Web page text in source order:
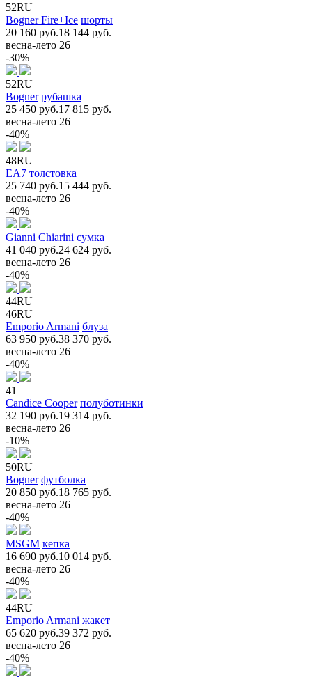
52RU
Bogner Fire+Ice шорты
20 160 руб.18 144 руб.
весна-лето 26
-30%
52RU
Bogner рубашка
25 450 руб.17 815 руб.
весна-лето 26
-40%
48RU
EA7 толстовка
25 740 руб.15 444 руб.
весна-лето 26
-40%
Gianni Chiarini сумка
41 040 руб.24 624 руб.
весна-лето 26
-40%
44RU
46RU
Emporio Armani блуза
63 950 руб.38 370 руб.
весна-лето 26
-40%
41
Candice Cooper полуботинки
32 190 руб.19 314 руб.
весна-лето 26
-10%
50RU
Bogner футболка
20 850 руб.18 765 руб.
весна-лето 26
-40%
MSGM кепка
16 690 руб.10 014 руб.
весна-лето 26
-40%
44RU
Emporio Armani жакет
65 620 руб.39 372 руб.
весна-лето 26
-40%